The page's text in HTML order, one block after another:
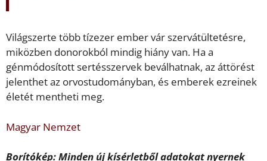
Világszerte több tízezer ember vár szervátültetésre,
miközben donorokból mindig hiány van. Ha a
génmódosított sertésszervek beválhatnak, az áttörést
jelenthet az orvostudományban, és emberek ezreinek
életét mentheti meg.
Magyar Nemzet
Borítókép: Minden új kísérletből adatokat nyernek